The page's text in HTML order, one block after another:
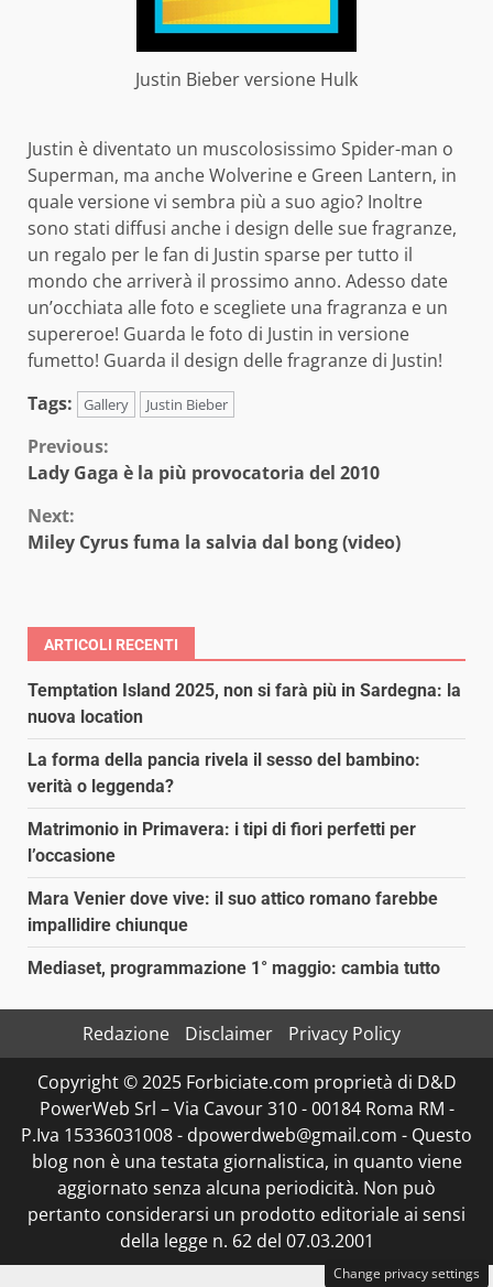
Justin Bieber versione Hulk
Justin è diventato un muscolosissimo Spider-man o
Superman, ma anche Wolverine e Green Lantern, in
quale versione vi sembra più a suo agio? Inoltre
sono stati diffusi anche i design delle sue fragranze,
un regalo per le fan di Justin sparse per tutto il
mondo che arriverà il prossimo anno. Adesso date
un’occhiata alle foto e scegliete una fragranza e un
supereroe! Guarda le foto di Justin in versione
fumetto! Guarda il design delle fragranze di Justin!
Tags:
Gallery Justin Bieber
Continue
Reading
Previous:
Lady Gaga è la più provocatoria del 2010
Next:
Miley Cyrus fuma la salvia dal bong (video)
ARTICOLI RECENTI
Temptation Island 2025, non si farà più in Sardegna: la
nuova location
La forma della pancia rivela il sesso del bambino:
verità o leggenda?
Matrimonio in Primavera: i tipi di fiori perfetti per
l’occasione
Mara Venier dove vive: il suo attico romano farebbe
impallidire chiunque
Mediaset, programmazione 1° maggio: cambia tutto
Redazione Disclaimer
Privacy Policy
Copyright © 2025 Forbiciate.com proprietà di D&D
PowerWeb Srl – Via Cavour 310 - 00184 Roma RM -
P.Iva 15336031008 - dpowerdweb@gmail.com - Questo
blog non è una testata giornalistica, in quanto viene
aggiornato senza alcuna periodicità. Non può
pertanto considerarsi un prodotto editoriale ai sensi
della legge n. 62 del 07.03.2001
Change privacy settings